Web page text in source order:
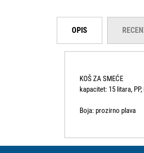
OPIS
KOŠ ZA SMEĆE
kapacitet: 15 litara,
Boja: prozirno plava